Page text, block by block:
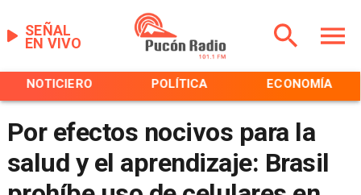
EN VIVO
SEÑAL
NOTICIERO POLÍTICA ECONOMÍA
Por efectos nocivos para la
salud y el aprendizaje: Brasil